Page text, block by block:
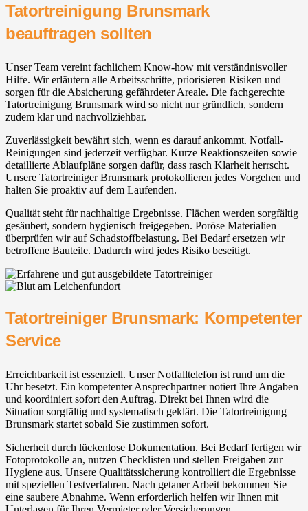
Tatortreinigung Brunsmark
beauftragen sollten
Unser Team vereint fachlichem Know-how mit verständnisvoller
Hilfe. Wir erläutern alle Arbeitsschritte, priorisieren Risiken und
sorgen für die Absicherung gefährdeter Areale. Die fachgerechte
Tatortreinigung Brunsmark wird so nicht nur gründlich, sondern
zudem klar und nachvollziehbar.
Zuverlässigkeit bewährt sich, wenn es darauf ankommt. Notfall-
Reinigungen sind jederzeit verfügbar. Kurze Reaktionszeiten sowie
detaillierte Ablaufpläne sorgen dafür, dass rasch Klarheit herrscht.
Unsere Tatortreiniger Brunsmark protokollieren jedes Vorgehen und
halten Sie proaktiv auf dem Laufenden.
Qualität steht für nachhaltige Ergebnisse. Flächen werden sorgfältig
gesäubert, sondern hygienisch freigegeben. Poröse Materialien
überprüfen wir auf Schadstoffbelastung. Bei Bedarf ersetzen wir
betroffene Bauteile. Dadurch wird jedes Risiko beseitigt.
Tatortreiniger Brunsmark: Kompetenter
Service
Erreichbarkeit ist essenziell. Unser Notfalltelefon ist rund um die
Uhr besetzt. Ein kompetenter Ansprechpartner notiert Ihre Angaben
und koordiniert sofort den Auftrag. Direkt bei Ihnen wird die
Situation sorgfältig und systematisch geklärt. Die Tatortreinigung
Brunsmark startet sobald Sie zustimmen sofort.
Sicherheit durch lückenlose Dokumentation. Bei Bedarf fertigen wir
Fotoprotokolle an, nutzen Checklisten und stellen Freigaben zur
Hygiene aus. Unsere Qualitätssicherung kontrolliert die Ergebnisse
mit speziellen Testverfahren. Nach getaner Arbeit bekommen Sie
eine saubere Abnahme. Wenn erforderlich helfen wir Ihnen mit